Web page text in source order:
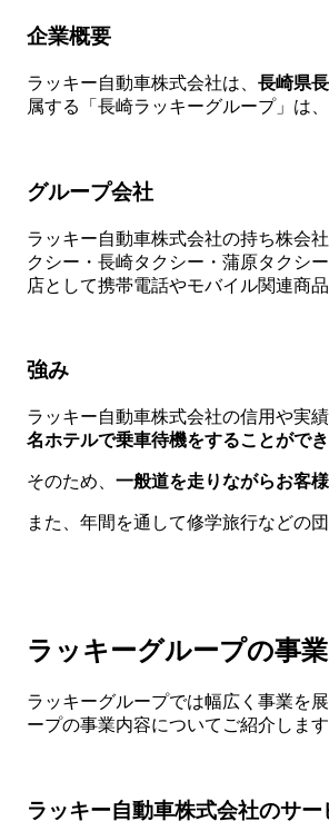
企業概要
ラッキー自動車株式会社は、 長崎県
属する「長崎ラッキーグループ」は
グループ会社
ラッキー自動車株式会社の持ち株会
クシー・長崎タクシー・蒲原タクシ
店として携帯電話やモバイル関連商
強み
ラッキー自動車株式会社の信用や実
名ホテルで乗車待機をすることがで
そのため、 一般道を走りながらお客
また、年間を通して修学旅行などの
ラッキーグループの事
ラッキーグループでは幅広く事業を
ープの事業内容についてご紹介します
ラッキー自動車株式会